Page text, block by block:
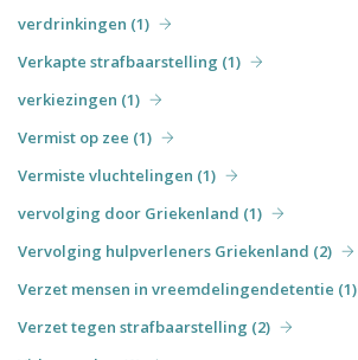
verdrinkingen (1)
Verkapte strafbaarstelling (1)
verkiezingen (1)
Vermist op zee (1)
Vermiste vluchtelingen (1)
vervolging door Griekenland (1)
Vervolging hulpverleners Griekenland (2)
Verzet mensen in vreemdelingendetentie (1)
Verzet tegen strafbaarstelling (2)